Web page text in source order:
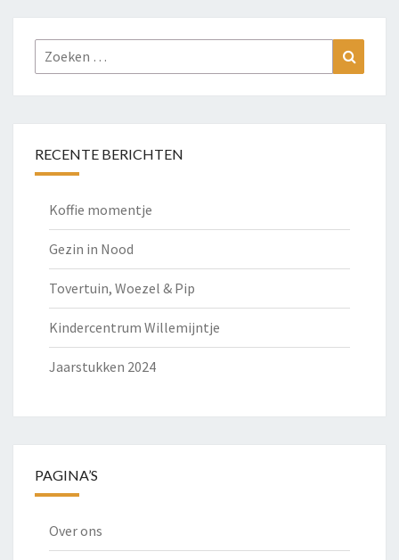
Zoeken
naar:
RECENTE BERICHTEN
Koffie momentje
Gezin in Nood
Tovertuin, Woezel & Pip
Kindercentrum Willemijntje
Jaarstukken 2024
PAGINA’S
Over ons